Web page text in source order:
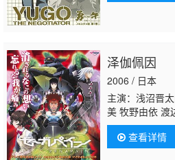
泽伽佩因
2006 / 日本
主演：浅沼晋
美 牧野由依 渡
奈家中宏久川
早 樱井孝宏
笃 佐藤利奈 神
查看详情